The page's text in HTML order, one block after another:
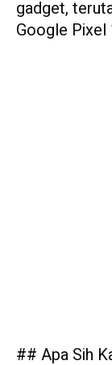
gadget,
Google Pixel
## Apa Sih